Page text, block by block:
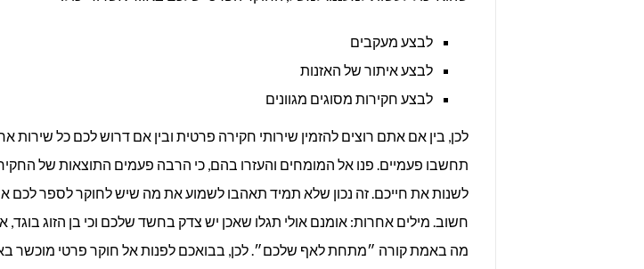
לבצע מעקבים
לבצע איתור של האזנות
לבצע חקירות מסוגים מגוונים
לכן, בין אם אתם רוצים להזמין שירותי חקירה פרטית ובין אם דרוש לכם כל שירות
תחשבו פעמיים. פנו אל המומחים והעזרו בהם, כי הרבה פעמים התוצאות של
לשנות את חייכם. זה נכון שלא תמיד תאהבו לשמוע את מה שיש לחוקר לספר לכם
חשוב. מילים אחרות: אומנם אולי תגלו שאכן יש צדק בחשד שלכם וכי בן הזוג בוגד,
מה באמת קורה ״מתחת לאף שלכם״. לכן, בבואכם לפנות אל חוקר פרטי מוכשר